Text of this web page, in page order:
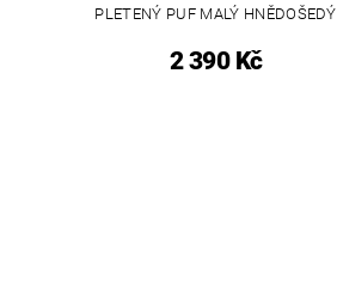
PLETENÝ PUF MALÝ HNĚDOŠEDÝ
2 390 Kč